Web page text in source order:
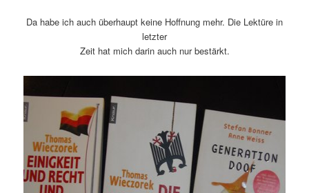
Da habe ich auch überhaupt keine Hoffnung mehr. Die Lektüre in
letzter
Zeit hat mich darin auch nur bestärkt.